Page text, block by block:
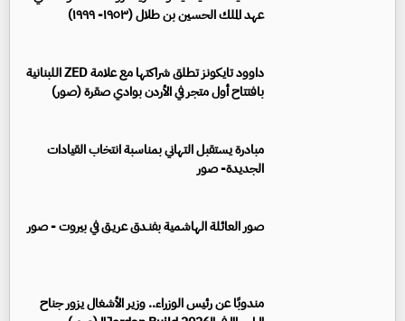
عهد الملك الحسين بن طلال (١٩٥٣- ١٩٩٩)
داوود تايكونز تطلق شراكتها مع علامة ZED اللبنانية
بافتتاح أول متجر في الأردن بوادي صقرة (صور)
مبادرة يستقبل التهاني بمناسبة انتخاب القيادات
الجديدة- صور
صور العائلة الهاشمية بفنـدق عريـق في بيروت - صور
مندوبًا عن رئيس الوزراء.. وزير الأشغال يزور جناح